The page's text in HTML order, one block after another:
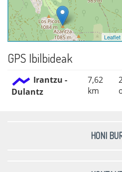
Leaflet
GPS Ibilbideak
Irantzu -
Dulantz
7,62
km
HONI